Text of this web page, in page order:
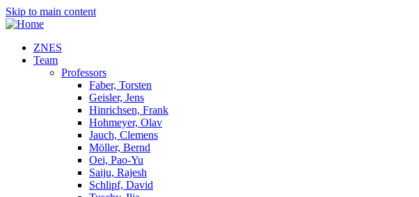
Skip to main content
ZNES
Team
Professors
Faber, Torsten
Geisler, Jens
Hinrichsen, Frank
Hohmeyer, Olav
Jauch, Clemens
Möller, Bernd
Oei, Pao-Yu
Saiju, Rajesh
Schlipf, David